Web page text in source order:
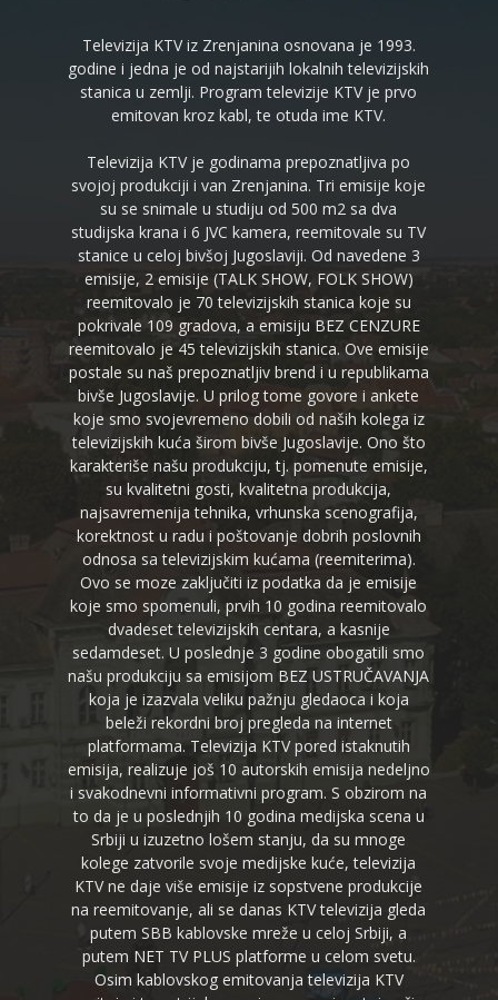
Televizija KTV iz Zrenjanina osnovana je 1993.
godine i jedna je od najstarijih lokalnih televizijskih
stanica u zemlji. Program televizije KTV je prvo
emitovan kroz kabl, te otuda ime KTV.
Televizija KTV je godinama prepoznatljiva po
svojoj produkciji i van Zrenjanina. Tri emisije koje
su se snimale u studiju od 500 m2 sa dva
studijska krana i 6 JVC kamera, reemitovale su TV
stanice u celoj bivšoj Jugoslaviji. Od navedene 3
emisije, 2 emisije (TALK SHOW, FOLK SHOW)
reemitovalo je 70 televizijskih stanica koje su
pokrivale 109 gradova, a emisiju BEZ CENZURE
reemitovalo je 45 televizijskih stanica. Ove emisije
postale su naš prepoznatljiv brend i u republikama
bivše Jugoslavije. U prilog tome govore i ankete
koje smo svojevremeno dobili od naših kolega iz
televizijskih kuća širom bivše Jugoslavije. Ono što
karakteriše našu produkciju, tj. pomenute emisije,
su kvalitetni gosti, kvalitetna produkcija,
najsavremenija tehnika, vrhunska scenografija,
korektnost u radu i poštovanje dobrih poslovnih
odnosa sa televizijskim kućama (reemiterima).
Ovo se moze zaključiti iz podatka da je emisije
koje smo spomenuli, prvih 10 godina reemitovalo
dvadeset televizijskih centara, a kasnije
sedamdeset. U poslednje 3 godine obogatili smo
našu produkciju sa emisijom BEZ USTRUČAVANJA
koja je izazvala veliku pažnju gledaoca i koja
beleži rekordni broj pregleda na internet
platformama. Televizija KTV pored istaknutih
emisija, realizuje još 10 autorskih emisija nedeljno
i svakodnevni informativni program. S obzirom na
to da je u poslednjih 10 godina medijska scena u
Srbiji u izuzetno lošem stanju, da su mnoge
kolege zatvorile svoje medijske kuće, televizija
KTV ne daje više emisije iz sopstvene produkcije
na reemitovanje, ali se danas KTV televizija gleda
putem SBB kablovske mreže u celoj Srbiji, a
putem NET TV PLUS platforme u celom svetu.
Osim kablovskog emitovanja televizija KTV